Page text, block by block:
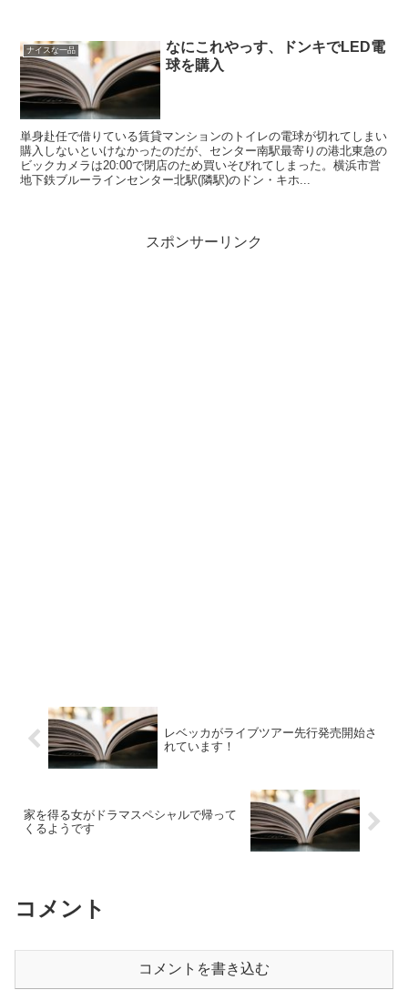
ナイスな一品
なにこれやっす、ドンキでLED電
球を購入
単身赴任で借りている賃貸マンションのトイレの電球が切れてしまい
購入しないといけなかったのだが、センター南駅最寄りの港北東急の
ビックカメラは20:00で閉店のため買いそびれてしまった。横浜市営
地下鉄ブルーラインセンター北駅(隣駅)のドン・キホ...
スポンサーリンク
レベッカがライブツアー先行発売開始さ
れています！
家を得る女がドラマスペシャルで帰って
くるようです
コメント
コメントを書き込む